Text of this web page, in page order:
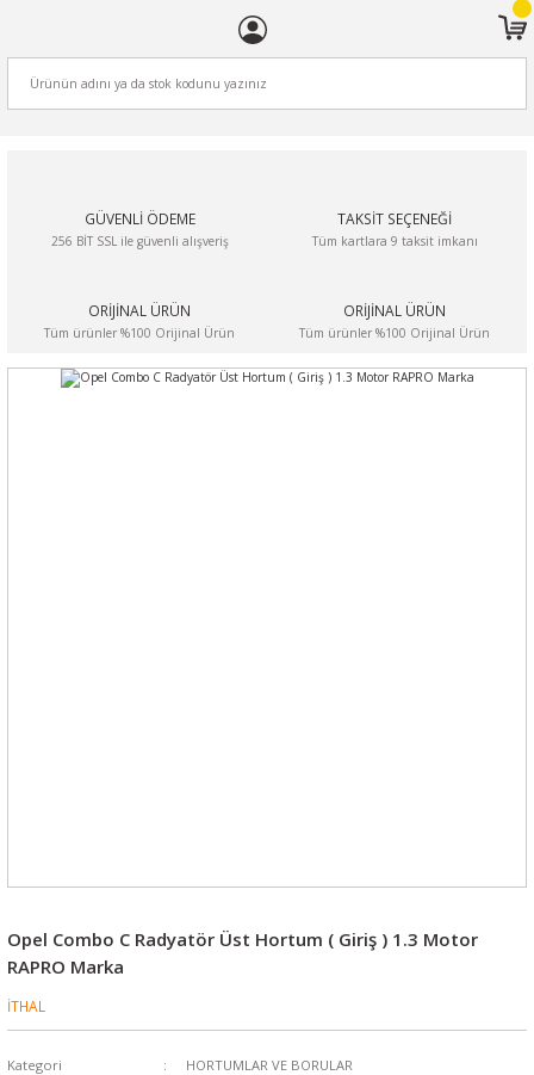
GÜVENLİ ÖDEME
256 BİT SSL ile güvenli alışveriş
TAKSİT SEÇENEĞİ
Tüm kartlara 9 taksit imkanı
ORİJİNAL ÜRÜN
Tüm ürünler %100 Orijinal Ürün
ORİJİNAL ÜRÜN
Tüm ürünler %100 Orijinal Ürün
Opel Combo C Radyatör Üst Hortum ( Giriş ) 1.3 Motor
RAPRO Marka
İTHAL
Kategori
HORTUMLAR VE BORULAR